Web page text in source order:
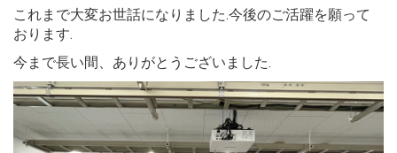
これまで大変お世話になりました.今後のご活躍を願って
おります.
今まで長い間、ありがとうございました.